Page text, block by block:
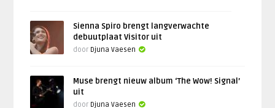
Sienna Spiro brengt langverwachte
debuutplaat Visitor uit
door Djuna Vaesen
Muse brengt nieuw album ‘The Wow! Signal’
uit
door Djuna Vaesen